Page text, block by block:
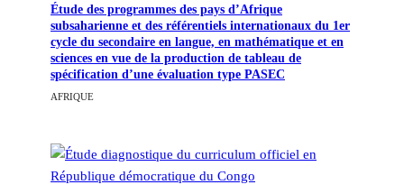
Étude des programmes des pays d’Afrique
subsaharienne et des référentiels internationaux du 1er
cycle du secondaire en langue, en mathématique et en
sciences en vue de la production de tableau de
spécification d’une évaluation type PASEC
AFRIQUE